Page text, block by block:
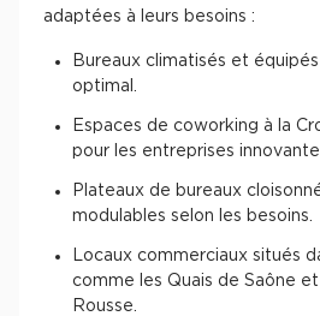
adaptées à leurs besoins :
Bureaux climatisés et
optimal.
Espaces de coworking à la
pour les entreprises
Plateaux de bureaux
modulables selon les besoins.
Locaux commerciaux situés
comme les Quais de Saône
Rousse.